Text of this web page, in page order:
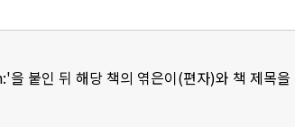
붙인 뒤 해당 책의 엮은이(편자)와 책 제목을